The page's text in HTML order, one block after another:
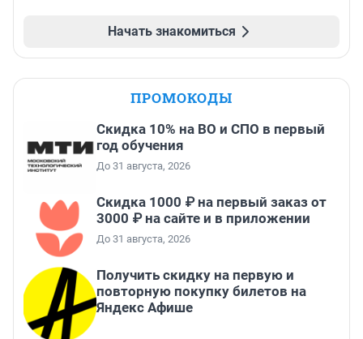
Начать знакомиться
ПРОМОКОДЫ
Скидка 10% на ВО и СПО в первый
год обучения
До 31 августа, 2026
Скидка 1000 ₽ на первый заказ от
3000 ₽ на сайте и в приложении
До 31 августа, 2026
Получить скидку на первую и
повторную покупку билетов на
Яндекс Афише